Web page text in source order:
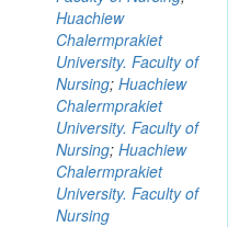
Huachiew
Chalermprakiet
University. Faculty of
Nursing; Huachiew
Chalermprakiet
University. Faculty of
Nursing; Huachiew
Chalermprakiet
University. Faculty of
Nursing